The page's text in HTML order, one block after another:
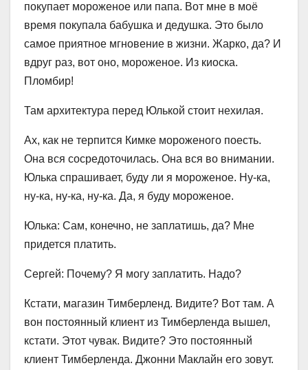
покупает мороженое или папа. Вот мне в моё
время покупала бабушка и дедушка. Это было
самое приятное мгновение в жизни. Жарко, да? И
вдруг раз, вот оно, мороженое. Из киоска.
Пломбир!
Там архитектура перед Юлькой стоит нехилая.
Ах, как не терпится Кимке мороженого поесть.
Она вся сосредоточилась. Она вся во внимании.
Юлька спрашивает, буду ли я мороженое. Ну-ка,
ну-ка, ну-ка, ну-ка. Да, я буду мороженое.
Юлька: Сам, конечно, не заплатишь, да? Мне
придется платить.
Сергей: Почему? Я могу заплатить. Надо?
Кстати, магазин Тимберленд. Видите? Вот там. А
вон постоянный клиент из Тимберленда вышел,
кстати. Этот чувак. Видите? Это постоянный
клиент Тимберленда. Джонни Маклайн его зовут.